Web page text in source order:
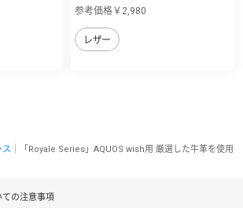
参考価格￥2,980
レザー
ス ｜「Royale Series」AQUOS wish用 厳選した牛革を使用
の注意事項